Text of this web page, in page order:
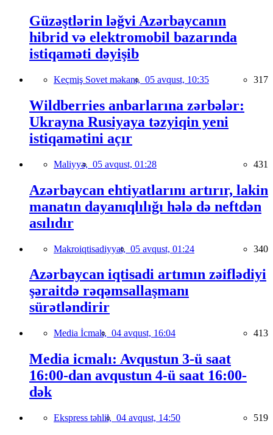
Güzəştlərin ləğvi Azərbaycanın
hibrid və elektromobil bazarında
istiqaməti dəyişib
Keçmiş Sovet məkanı, 05 avqust, 10:35 317
Wildberries anbarlarına zərbələr:
Ukrayna Rusiyaya təzyiqin yeni
istiqamətini açır
Maliyyə, 05 avqust, 01:28 431
Azərbaycan ehtiyatlarını artırır, lakin
manatın dayanıqlılığı hələ də neftdən
asılıdır
Makroiqtisadiyyat, 05 avqust, 01:24 340
Azərbaycan iqtisadi artımın zəiflədiyi
şəraitdə rəqəmsallaşmanı
sürətləndirir
Media İcmalı, 04 avqust, 16:04 413
Media icmalı: Avqustun 3-ü saat
16:00-dan avqustun 4-ü saat 16:00-
dək
Ekspress təhlil, 04 avqust, 14:50 519